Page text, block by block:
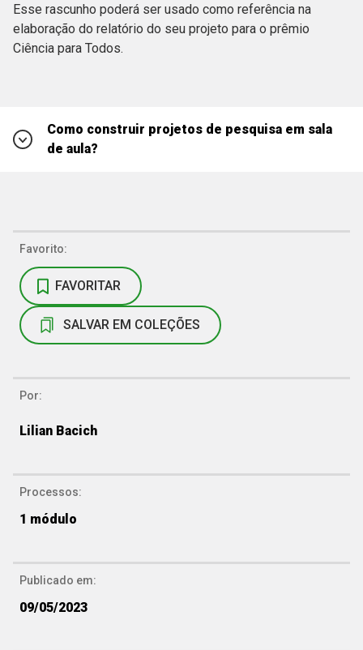
Esse rascunho poderá ser usado como referência na
elaboração do relatório do seu projeto para o prêmio
Ciência para Todos.
Como construir projetos de pesquisa em sala
de aula?
Determinação do objetivo de pesquisa
Escrita do referencial teórico
Favorito:
FAVORITAR
SALVAR EM COLEÇÕES
Por:
Lilian Bacich
Processos:
1 módulo
Publicado em:
09/05/2023